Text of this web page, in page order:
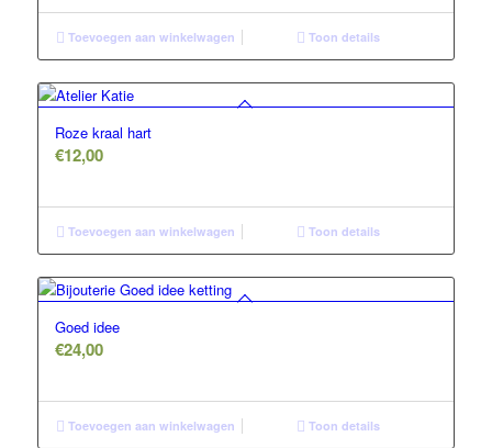
Toevoegen aan winkelwagen Toon details
Roze kraal hart
€12,00
Toevoegen aan winkelwagen Toon details
Goed idee
€24,00
Toevoegen aan winkelwagen Toon details